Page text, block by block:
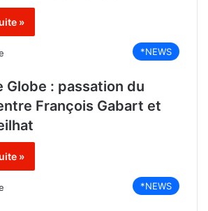
»
*NEWS
Globe : passation du
François Gabart et
»
*NEWS